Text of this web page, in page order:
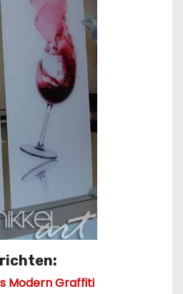
Modern Graffiti